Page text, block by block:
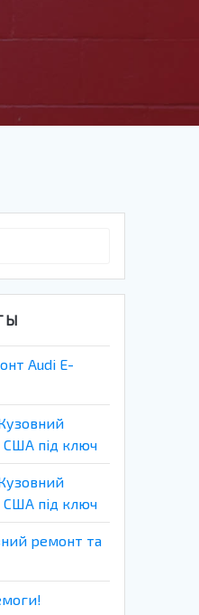
Audi E-
США під ключ
США під ключ
ремонт та